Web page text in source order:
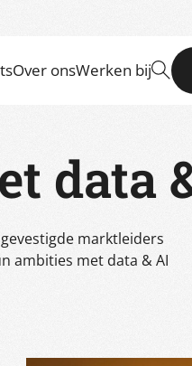
Over onsWerken bij
data
marktleiders
ambities met data & AI